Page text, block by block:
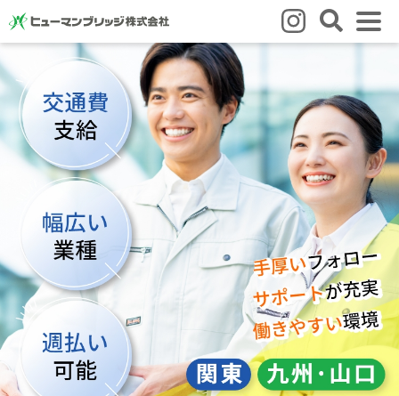
はじめての方
はじめての方 3つの強み いろいろな働き方 Q&A
就業までの流れ HBのイイネ！
スタッフの方
人材育成 福利厚生 お悩み相談窓口 eラーニング
お友だち紹介キャンペーン
会社概要
事業所のご案内
ブログ